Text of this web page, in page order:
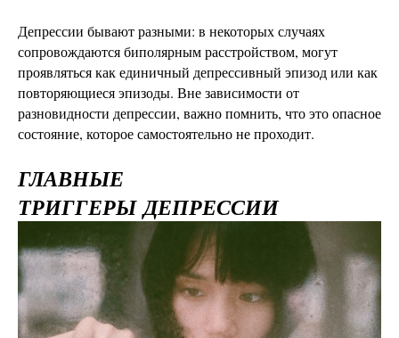
Депрессии бывают разными: в некоторых случаях
сопровождаются биполярным расстройством, могут
проявляться как единичный депрессивный эпизод или как
повторяющиеся эпизоды. Вне зависимости от
разновидности депрессии, важно помнить, что это опасное
состояние, которое самостоятельно не проходит.
ГЛАВНЫЕ
ТРИГГЕРЫДЕПРЕССИИ